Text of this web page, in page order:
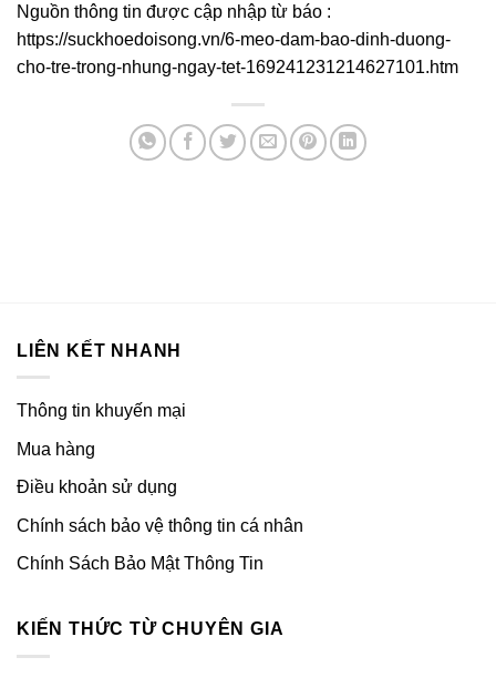
Nguồn thông tin được cập nhập từ báo :
https://suckhoedoisong.vn/6-meo-dam-bao-dinh-duong-
cho-tre-trong-nhung-ngay-tet-169241231214627101.htm
LIÊN KẾT NHANH
Thông tin khuyến mại
Mua hàng
Điều khoản sử dụng
Chính sách bảo vệ thông tin cá nhân
Chính Sách Bảo Mật Thông Tin
KIẾN THỨC TỪ CHUYÊN GIA